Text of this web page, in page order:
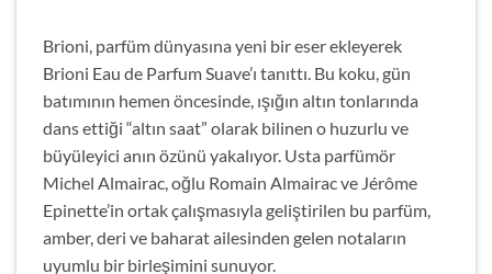
Brioni, parfüm dünyasına yeni bir eser ekleyerek
Brioni Eau de Parfum Suave’ı tanıttı. Bu koku, gün
batımının hemen öncesinde, ışığın altın tonlarında
dans ettiği “altın saat” olarak bilinen o huzurlu ve
büyüleyici anın özünü yakalıyor. Usta parfümör
Michel Almairac, oğlu Romain Almairac ve Jérôme
Epinette’in ortak çalışmasıyla geliştirilen bu parfüm,
amber, deri ve baharat ailesinden gelen notaların
uyumlu bir birleşimini sunuyor.